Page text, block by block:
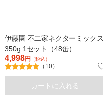
伊藤園 不二家ネクターミックス
350g 1セット（48缶）
4,998円 （税込）
（10）
カートに入れる